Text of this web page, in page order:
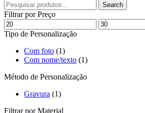
Search
Filtrar por Preço
Tipo de Personalização
Com foto (1)
Com nome/texto (1)
Método de Personalização
Gravura (1)
Filtrar por Material